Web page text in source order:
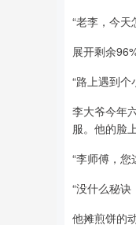
“老李，今天
展开剩余
“路上遇到
李大爷今年
服。他的脸
“李师傅，您
“没什么秘
他摊煎饼的